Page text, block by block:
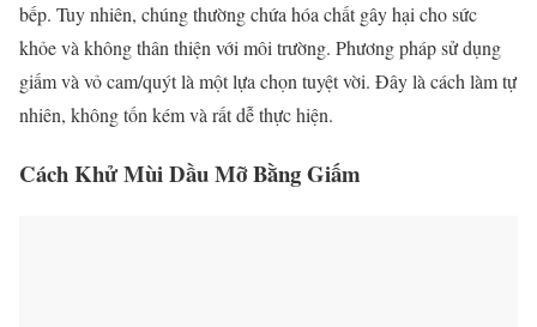
bếp. Tuy nhiên, chúng thường chứa hóa chất gây hại cho sức
khỏe và không thân thiện với môi trường. Phương pháp sử dụng
giấm và vỏ cam/quýt là một lựa chọn tuyệt vời. Đây là cách làm tự
nhiên, không tốn kém và rất dễ thực hiện.
Cách Khử Mùi Dầu Mỡ Bằng Giấm